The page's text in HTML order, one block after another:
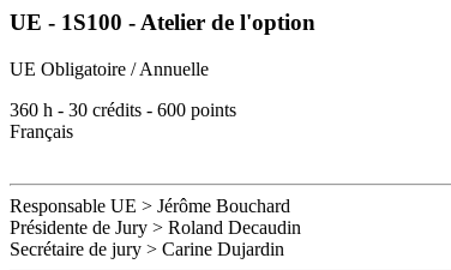
UE - 1S100 - Atelier de l'option
UE Obligatoire / Annuelle
360 h - 30 crédits - 600 points
Français
Responsable UE > Jérôme Bouchard
Présidente de Jury > Roland Decaudin
Secrétaire de jury > Carine Dujardin